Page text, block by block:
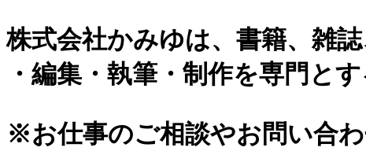
株式会社かみゆは、書籍、雑
・編集・執筆・制作を専門と
※お仕事のご相談やお問い合